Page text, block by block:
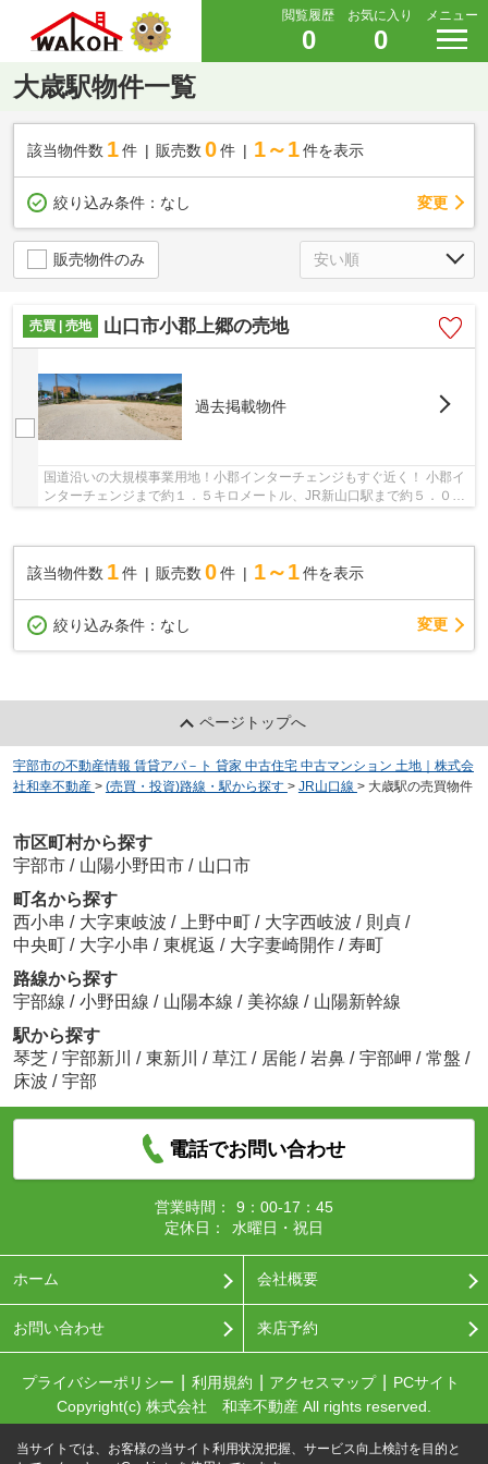
閲覧履歴
0
お気に入り
0
メニュー
大歳駅物件一覧
該当物件数 1件 販売数 0 件 1～1 件を表示
絞り込み条件： なし 変更
販売物件のみ
売買 | 売地 山口市小郡上郷の売地
過去掲載物件
国道沿いの大規模事業用地！小郡インターチェンジもすぐ近く！ 小郡イ
ンターチェンジまで約１．５キロメートル、JR新山口駅まで約５．０キ
該当物件数 1件 販売数 0 件 1～1 件を表示
絞り込み条件： なし 変更
ページトップへ
宇部市の不動産情報 賃貸アパ－ト 貸家 中古住宅 中古マンション 土地｜株式会
社和幸不動産 > (売買・投資)路線・駅から探す > JR山口線 > 大歳駅の売買物件
市区町村から探す
宇部市 / 山陽小野田市 / 山口市
町名から探す
西小串 / 大字東岐波 / 上野中町 / 大字西岐波 / 則貞 /
中央町 / 大字小串 / 東梶返 / 大字妻崎開作 / 寿町
路線から探す
宇部線 / 小野田線 / 山陽本線 / 美祢線 / 山陽新幹線
駅から探す
琴芝 / 宇部新川 / 東新川 / 草江 / 居能 / 岩鼻 / 宇部岬 / 常盤 /
床波 / 宇部
電話でお問い合わせ
営業時間：
9：00-17：45
定休日：
水曜日・祝日
ホーム 会社概要
お問い合わせ 来店予約
プライバシーポリシー 利用規約 アクセスマップ
PCサイト
Copyright(c) 株式会社 和幸不動産 All rights reserved.
当サイトでは、お客様の当サイト利用状況把握、サービス向上検討を目的と